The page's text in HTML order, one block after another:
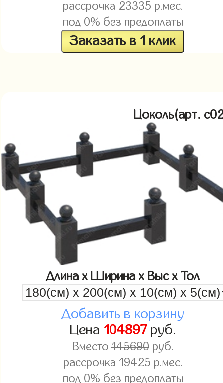
рассрочка 23335 р.мес.
под 0% без предоплаты
Заказать в 1 клик
Цоколь(арт.
Длина x Ширина x Выс x Тол
Добавить в корзину
Цена 104897руб.
Вместо145690руб.
рассрочка 19425 р.мес.
под 0% без предоплаты